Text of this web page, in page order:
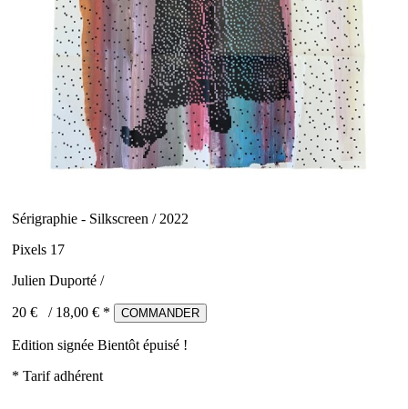
Sérigraphie - Silkscreen / 2022
Pixels 17
Julien Duporté /
20 € / 18,00 € * COMMANDER
Edition signée Bientôt épuisé !
* Tarif adhérent